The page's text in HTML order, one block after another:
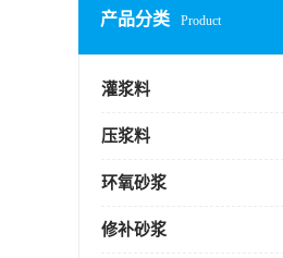
产品分类 Product
灌浆料
压浆料
环氧砂浆
修补砂浆